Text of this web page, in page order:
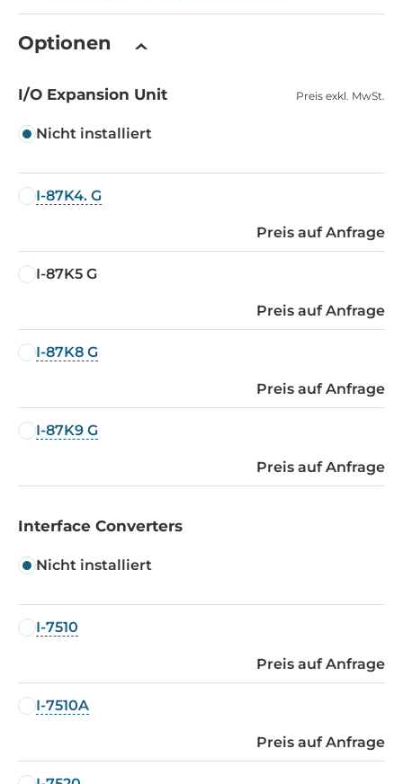
Optionen
I/O Expansion Unit Preis exkl. MwSt.
Nicht installiert
I-87K4. G
Preis auf Anfrage
I-87K5 G
Preis auf Anfrage
I-87K8 G
Preis auf Anfrage
I-87K9 G
Preis auf Anfrage
Interface Converters
Nicht installiert
I-7510
Preis auf Anfrage
I-7510A
Preis auf Anfrage